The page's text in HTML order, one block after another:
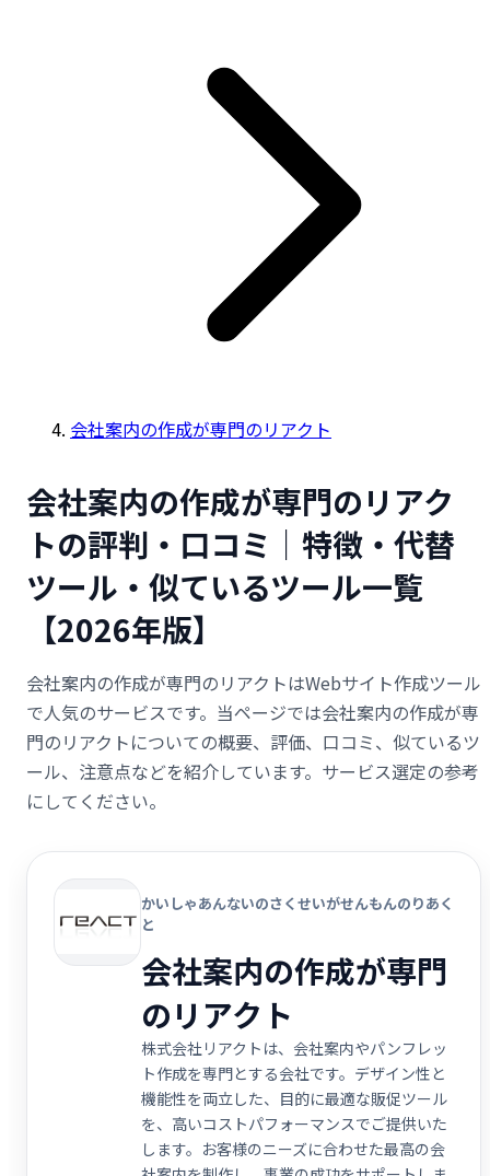
会社案内の作成が専門のリアクト
会社案内の作成が専門のリアク
トの評判・口コミ｜特徴・代替
ツール・似ているツール一覧
【2026年版】
会社案内の作成が専門のリアクトはWebサイト作成ツール
で人気のサービスです。当ページでは会社案内の作成が専
門のリアクトについての概要、評価、口コミ、似ているツ
ール、注意点などを紹介しています。サービス選定の参考
にしてください。
かいしゃあんないのさくせいがせんもんのりあく
と
会社案内の作成が専門
のリアクト
株式会社リアクトは、会社案内やパンフレッ
ト作成を専門とする会社です。デザイン性と
機能性を両立した、目的に最適な販促ツール
を、高いコストパフォーマンスでご提供いた
します。お客様のニーズに合わせた最高の会